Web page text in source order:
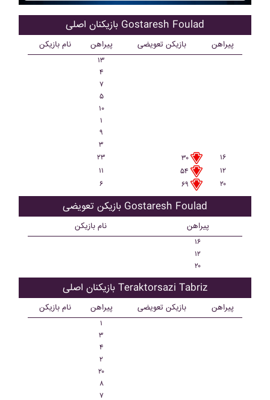
بازیکنان اصلی Gostaresh Foulad
نام بازیکن پیراهن بازیکن تعویضی پیراهن
۱۳
۴
۷
۵
۱۰
۱
۹
۳
۲۳
۳۰
۱۶
۱۱
۵۴
۱۲
۶
۶۹ ۲۰
بازیکن تعویضی Gostaresh Foulad
نام بازیکن پیراهن
۱۶
۱۲
۲۰
بازیکنان اصلی Teraktorsazi Tabriz
نام بازیکن پیراهن بازیکن تعویضی پیراهن
۱
۳
۴
۲
۲۰
۸
۷